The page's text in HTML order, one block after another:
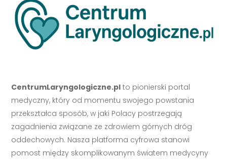
CentrumLaryngologiczne.pl to pionierski portal
medyczny, który od momentu swojego powstania
przekształca sposób, w jaki Polacy postrzegają
zagadnienia związane ze zdrowiem górnych dróg
oddechowych. Nasza platforma cyfrowa stanowi
pomost między skomplikowanym światem medycyny